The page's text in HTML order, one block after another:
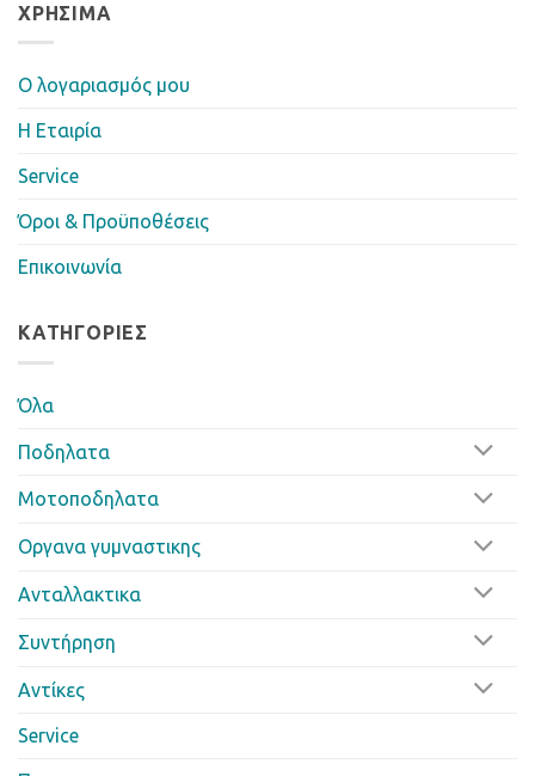
ΧΡΉΣΙΜΑ
Ο λογαριασμός μου
Η Eταιρία
Service
Όροι & Προϋποθέσεις
Επικοινωνία
ΚΑΤΗΓΟΡΊΕΣ
Όλα
Ποδηλατα
Μοτοποδηλατα
Οργανα γυμναστικης
Ανταλλακτικα
Συντήρηση
Αντίκες
Service